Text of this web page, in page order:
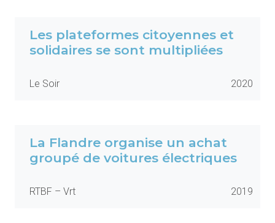
Les plateformes citoyennes et
solidaires se sont multipliées
Le Soir 2020
La Flandre organise un achat
groupé de voitures électriques
RTBF – Vrt 2019